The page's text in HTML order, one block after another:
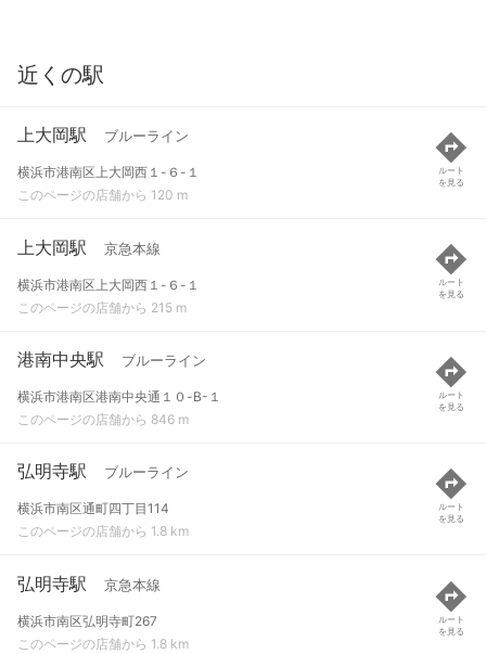
近くの駅
上大岡駅 ブルーライン
横浜市港南区上大岡西１-６-１
このページの店舗から 120 m
ルート
を見る
上大岡駅 京急本線
横浜市港南区上大岡西１-６-１
このページの店舗から 215 m
ルート
を見る
港南中央駅 ブルーライン
横浜市港南区港南中央通１０-B-１
このページの店舗から 846 m
ルート
を見る
弘明寺駅 ブルーライン
横浜市南区通町四丁目114
このページの店舗から 1.8 km
ルート
を見る
弘明寺駅 京急本線
横浜市南区弘明寺町267
このページの店舗から 1.8 km
ルート
を見る